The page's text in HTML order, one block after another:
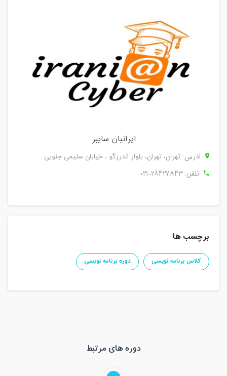
ایرانیان سایبر
آدرس: تهران، تهران، بلوار اندرزگو ، خیابان سلیمی جنوبی
تلفن: ۰۲۱-۲۸۴۲۷۸۴۳
برچسب ها
کلاس برنامه نویسی دوره برنامه نویسی
دوره های مرتبط